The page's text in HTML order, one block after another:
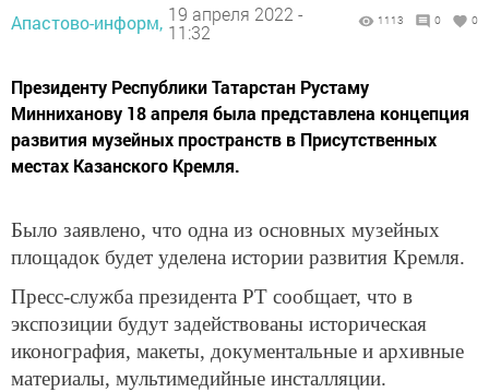
Апастово-информ, 19 апреля 2022 -
11:32
1113 0 0
Президенту Республики Татарстан Рустаму
Минниханову 18 апреля была представлена концепция
развития музейных пространств в Присутственных
местах Казанского Кремля.
Было заявлено, что одна из основных музейных
площадок будет уделена истории развития Кремля.
Пресс-служба президента РТ сообщает, что в
экспозиции будут задействованы историческая
иконография, макеты, документальные и архивные
материалы, мультимедийные инсталляции.